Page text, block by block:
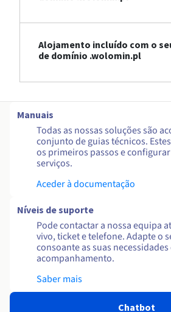
Alojamento incluído com o
de domínio .wolomin.pl
Manuais
Todas as nossas soluções são
conjunto de guias técnicos.
os primeiros passos e
serviços.
Aceder à documentação
Níveis de suporte
Pode contactar a nossa equipa
vivo, ticket e telefone. Adapte o
consoante as suas necessidades
acompanhamento.
Saber mais
Chatbot